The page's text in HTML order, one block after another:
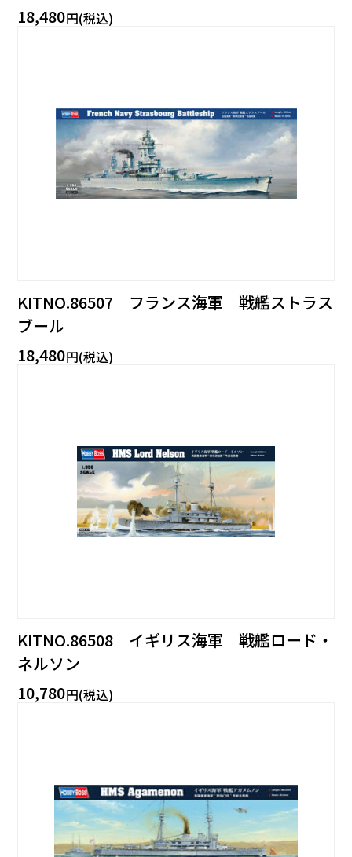
18,480円(税込)
KITNO.86507 フランス海軍 戦艦ストラス
ブール
18,480円(税込)
KITNO.86508 イギリス海軍 戦艦ロード・
ネルソン
10,780円(税込)